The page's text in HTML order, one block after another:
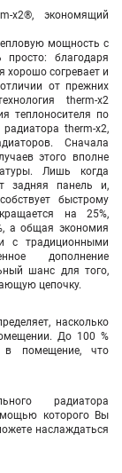
x2®, экономящий
мощность с
просто: благодаря
хорошо согревает и
от прежних
therm-x2
теплоносителя по
therm-x2,
Сначала
этого вполне
Лишь когда
задняя панель и,
быстрому
на 25%,
а общая экономия
с традиционными
дополнение
шанс для того,
цепочку.
насколько
До 100 %
в помещение, что
радиатора
которого Вы
наслаждаться